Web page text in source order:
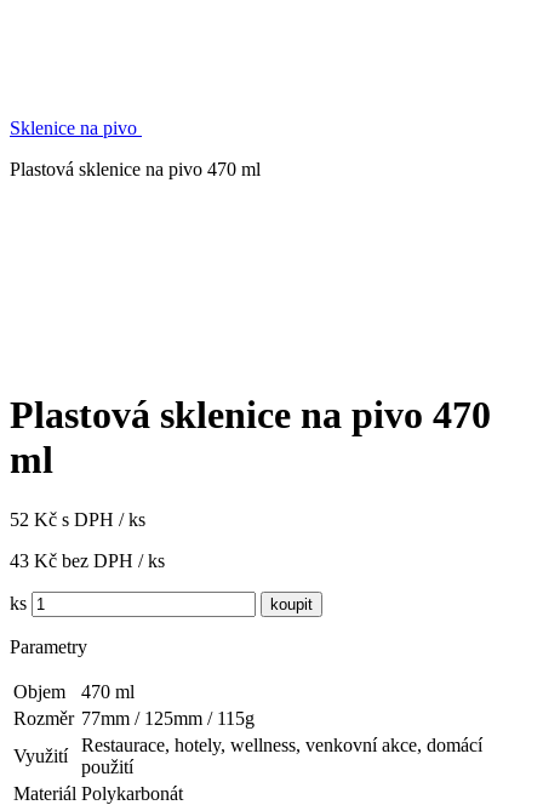
Sklenice na pivo
Plastová sklenice na pivo 470 ml
Plastová sklenice na pivo 470
ml
52 Kč s DPH / ks
43 Kč bez DPH / ks
ks
Parametry
Objem
470 ml
Rozměr 77mm / 125mm / 115g
Využití
Restaurace, hotely, wellness, venkovní akce, domácí
použití
Materiál Polykarbonát